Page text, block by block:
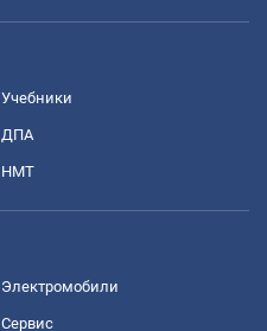
Учебники
ДПА
НМТ
Электромобили
Сервис